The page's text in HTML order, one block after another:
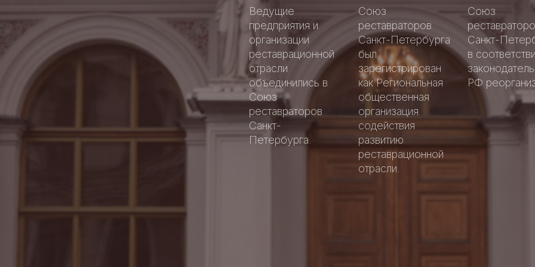
Ведущие
предприятия и
организации
реставрационной
отрасли
объединились в
Союз
реставраторов
Санкт-
Петербурга.
Союз
реставраторов
Санкт-Петербурга
был
зарегистрирован
как Региональная
общественная
организация
содействия
развитию
реставрационной
отрасли.
Союз
Санкт-
в
РФ
Аллея
славы
Добрые
дела
Аллея
славы
Добрые
дела